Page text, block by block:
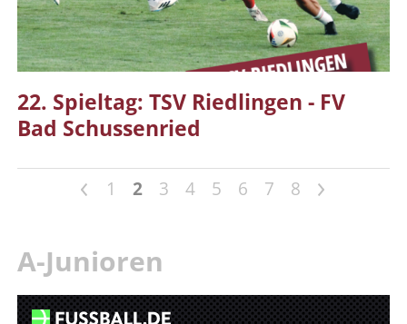
22. Spieltag: TSV Riedlingen - FV
Bad Schussenried
< 1 2 3 4 5 6 7 8 >
A-Junioren